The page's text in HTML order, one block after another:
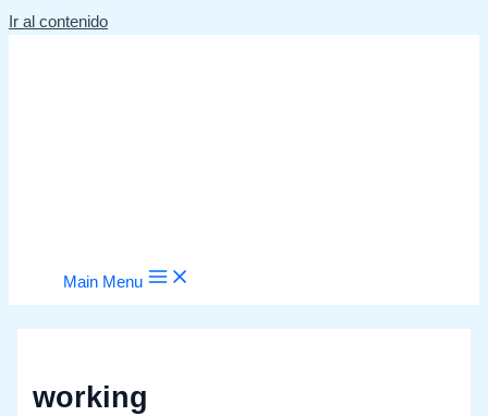
Ir al contenido
Main Menu
working